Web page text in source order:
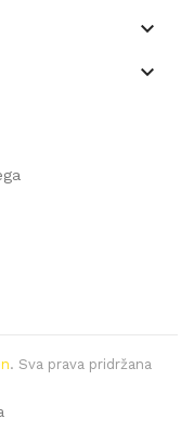


. Sva prava pridržana